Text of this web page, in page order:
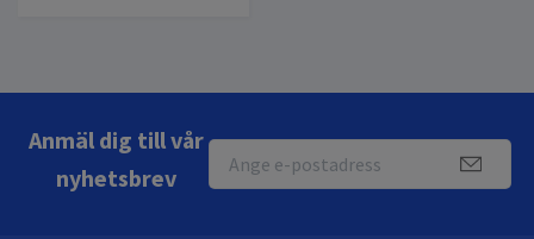
Anmäl dig till vår
nyhetsbrev